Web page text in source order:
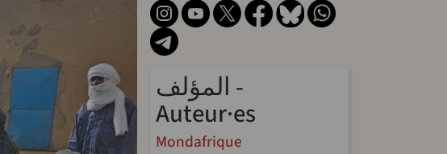
المؤلف -
Auteur·es
Mondafrique